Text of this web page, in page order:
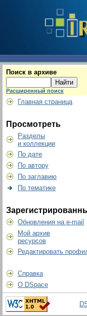
Поиск в архиве
Расширенный поиск
Главная страница
Просмотреть
Разделы
и коллекции
По дате
По автору
По заглавию
По тематике
Обновления на e-mail
Мой архив
ресурсов
Редактировать
Справка
О DSpace